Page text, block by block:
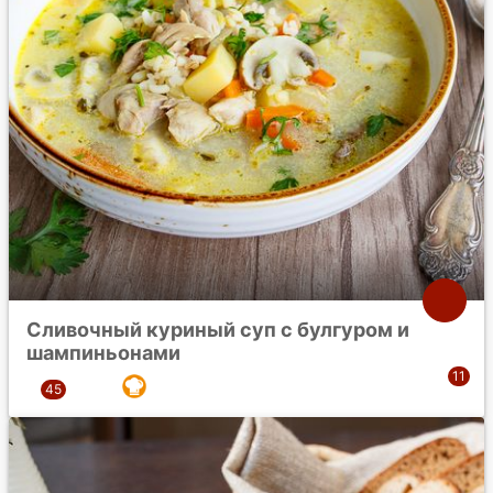
Сливочный куриный суп с булгуром и
шампиньонами